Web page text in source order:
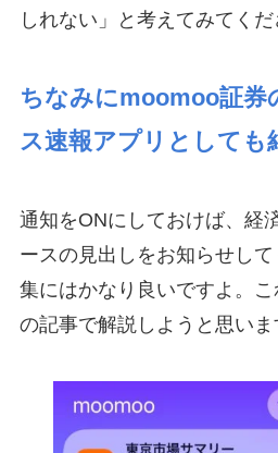
しれない」と考えてみてくだ
ちなみにmoomoo証券
ス速報アプリとしても
通知をONにしておけば、経
ースの見出しをお知らせし
集にはかなり良いですよ。
の記事で解説しようと思いま